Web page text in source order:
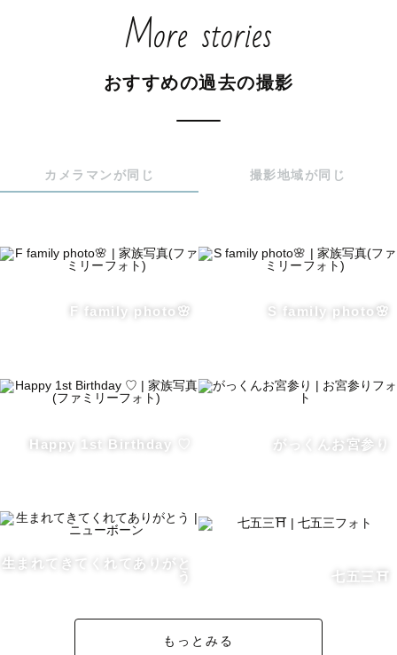
記憶として忘れても、写真を見るとその時の温かさを感じ
ることができる。。
大好きな人との思い出、赤ちゃんがお腹にいるたった10ヶ
その時その時の小さな幸せな瞬間をぜひ一緒に残していき
《 自己紹介 》
高齢者の方への接し方も得意なので、おじいちゃんおばあ
《撮影について》
ュニケーションを取らせていただきますので、お気軽に悩
しみましょう♬.*ﾟ
More stories
おすすめの過去の撮影
カメラマンが同じ 撮影地域が同じ
F family photo🌸 S family photo🌸
Happy 1st Birthday ♡ がっくんお宮参り
生まれてきてくれてありがと
う
七五三⛩️
もっとみる